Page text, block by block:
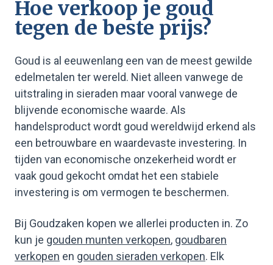
Hoe verkoop je goud
tegen de beste prijs?
Goud is al eeuwenlang een van de meest gewilde
edelmetalen ter wereld. Niet alleen vanwege de
uitstraling in sieraden maar vooral vanwege de
blijvende economische waarde. Als
handelsproduct wordt goud wereldwijd erkend als
een betrouwbare en waardevaste investering. In
tijden van economische onzekerheid wordt er
vaak goud gekocht omdat het een stabiele
investering is om vermogen te beschermen.
Bij Goudzaken kopen we allerlei producten in. Zo
kun je gouden munten verkopen, goudbaren
verkopen en gouden sieraden verkopen. Elk